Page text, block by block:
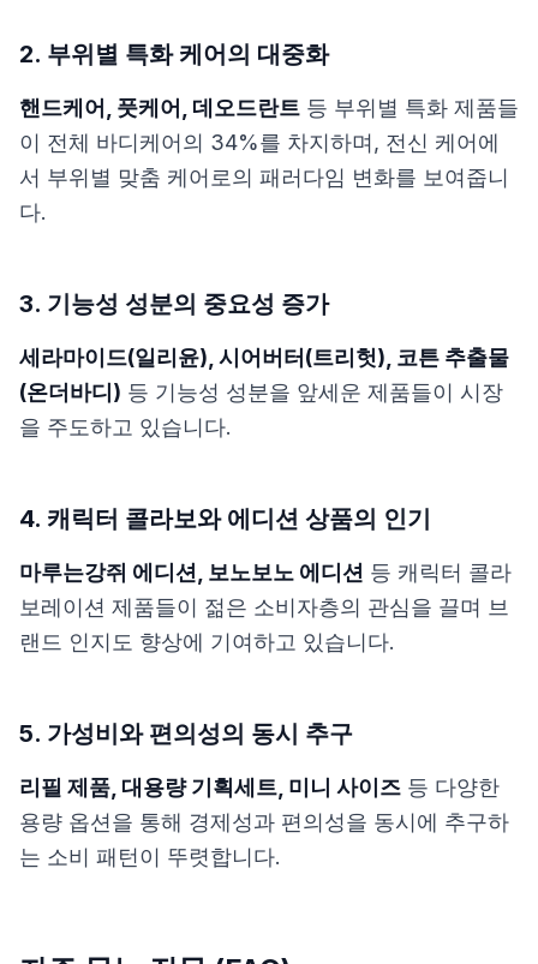
2. 부위별 특화 케어의 대중화
핸드케어, 풋케어, 데오드란트 등 부위별 특화 제품들
이 전체 바디케어의 34%를 차지하며, 전신 케어에
서 부위별 맞춤 케어로의 패러다임 변화를 보여줍니
다.
3. 기능성 성분의 중요성 증가
세라마이드(일리윤), 시어버터(트리헛), 코튼 추출물
(온더바디) 등 기능성 성분을 앞세운 제품들이 시장
을 주도하고 있습니다.
4. 캐릭터 콜라보와 에디션 상품의 인기
마루는강쥐 에디션, 보노보노 에디션 등 캐릭터 콜라
보레이션 제품들이 젊은 소비자층의 관심을 끌며 브
랜드 인지도 향상에 기여하고 있습니다.
5. 가성비와 편의성의 동시 추구
리필 제품, 대용량 기획세트, 미니 사이즈 등 다양한
용량 옵션을 통해 경제성과 편의성을 동시에 추구하
는 소비 패턴이 뚜렷합니다.